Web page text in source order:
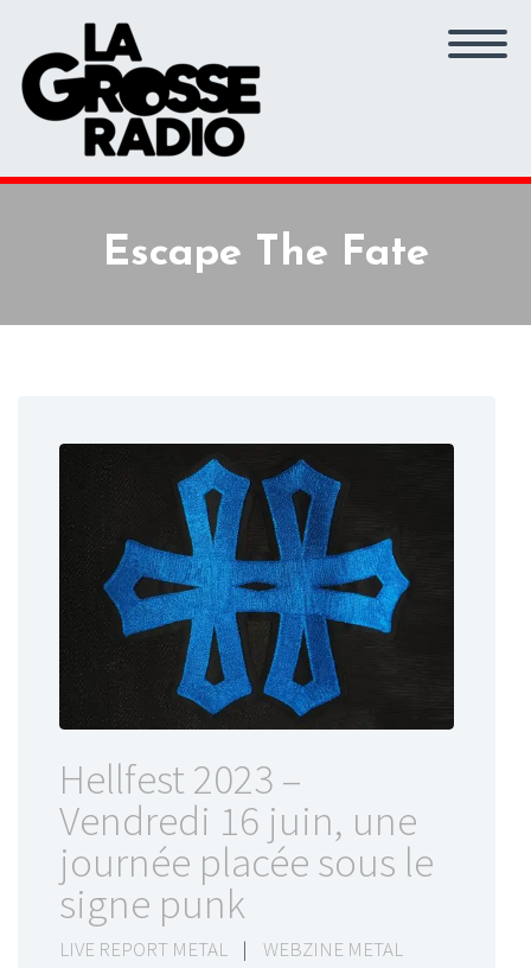
Escape The Fate
Hellfest 2023 –
Vendredi 16 juin, une
journée placée sous le
signe punk
LIVE REPORT METAL | WEBZINE METAL